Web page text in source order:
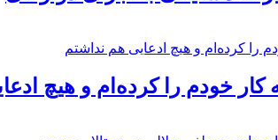
خودم را کرده‌ام و هیچ